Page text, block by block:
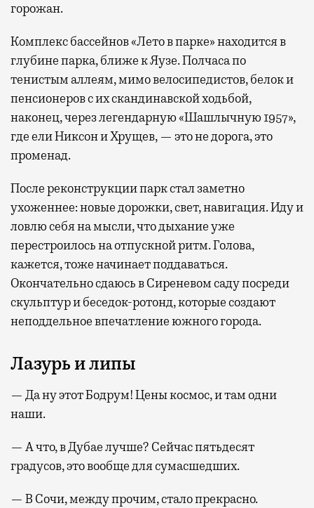
горожан.
Комплекс бассейнов «Лето в парке» находится в
глубине парка, ближе к Яузе. Полчаса по
тенистым аллеям, мимо велосипедистов, белок и
пенсионеров с их скандинавской ходьбой,
наконец, через легендарную «Шашлычную 1957»,
где ели Никсон и Хрущев, — это не дорога, это
променад.
После реконструкции парк стал заметно
ухоженнее: новые дорожки, свет, навигация. Иду и
ловлю себя на мысли, что дыхание уже
перестроилось на отпускной ритм. Голова,
кажется, тоже начинает поддаваться.
Окончательно сдаюсь в Сиреневом саду посреди
скульптур и беседок-ротонд, которые создают
неподдельное впечатление южного города.
Лазурь и липы
— Да ну этот Бодрум! Цены космос, и там одни
наши.
— А что, в Дубае лучше? Сейчас пятьдесят
градусов, это вообще для сумасшедших.
— В Сочи, между прочим, стало прекрасно.